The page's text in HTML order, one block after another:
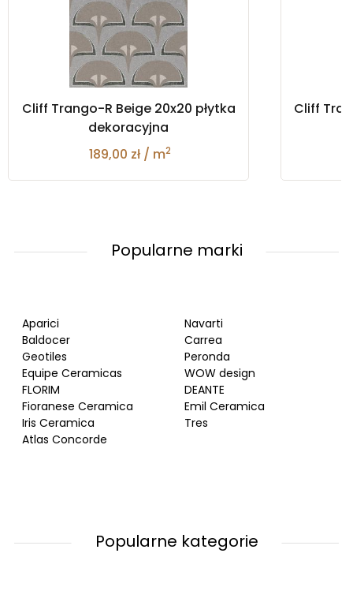
Cliff Trango-R Beige 20x20 płytka
dekoracyjna
189,00 zł / m2
Cliff
Popularne marki
Aparici
Navarti
Baldocer
Carrea
Geotiles
Peronda
Equipe Ceramicas
WOW design
FLORIM
DEANTE
Fioranese Ceramica
Emil Ceramica
Iris Ceramica
Tres
Atlas Concorde
Popularne kategorie